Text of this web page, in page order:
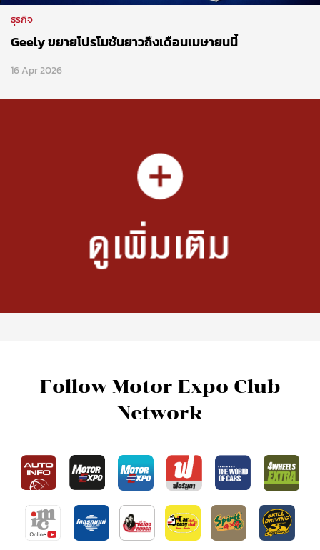
ธุรกิจ
Geely ขยายโปรโมชันยาวถึงเดือนเมษายนนี้
16 Apr 2026
Follow Motor Expo Club
Network